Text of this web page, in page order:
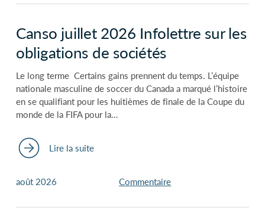
Canso juillet 2026 Infolettre sur les
obligations de sociétés
Le long terme Certains gains prennent du temps. L’équipe
nationale masculine de soccer du Canada a marqué l’histoire
en se qualifiant pour les huitièmes de finale de la Coupe du
monde de la FIFA pour la…
Lire la suite
août 2026 Commentaire